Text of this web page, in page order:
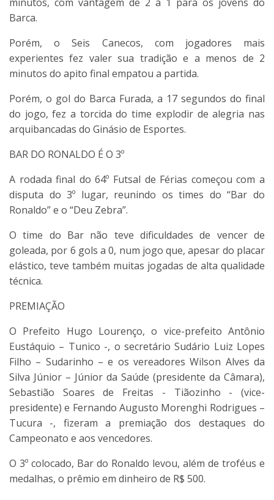
Barca.
Porém, o Seis Canecos, com jogadores mais
experientes fez valer sua tradição e a menos de 2
minutos do apito final empatou a partida.
Porém, o gol do Barca Furada, a 17 segundos do final
do jogo, fez a torcida do time explodir de alegria nas
arquibancadas do Ginásio de Esportes.
BAR DO RONALDO É O 3º
A rodada final do 64º Futsal de Férias começou com a
disputa do 3º lugar, reunindo os times do “Bar do
Ronaldo” e o “Deu Zebra”.
O time do Bar não teve dificuldades de vencer de
goleada, por 6 gols a 0, num jogo que, apesar do placar
elástico, teve também muitas jogadas de alta qualidade
técnica.
PREMIAÇÃO
O Prefeito Hugo Lourenço, o vice-prefeito Antônio
Eustáquio – Tunico -, o secretário Sudário Luiz Lopes
Filho – Sudarinho – e os vereadores Wilson Alves da
Silva Júnior – Júnior da Saúde (presidente da Câmara),
Sebastião Soares de Freitas - Tiãozinho - (vice-
presidente) e Fernando Augusto Morenghi Rodrigues –
Tucura -, fizeram a premiação dos destaques do
Campeonato e aos vencedores.
O 3º colocado, Bar do Ronaldo levou, além de troféus e
medalhas, o prêmio em dinheiro de R$ 500.